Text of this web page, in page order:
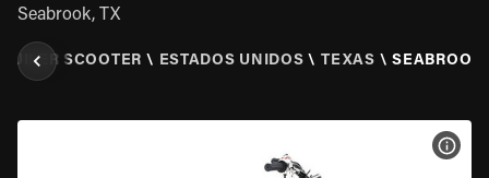
Seabrook, TX
SCOOTER \ ESTADOS UNIDOS \ TEXAS \
VER